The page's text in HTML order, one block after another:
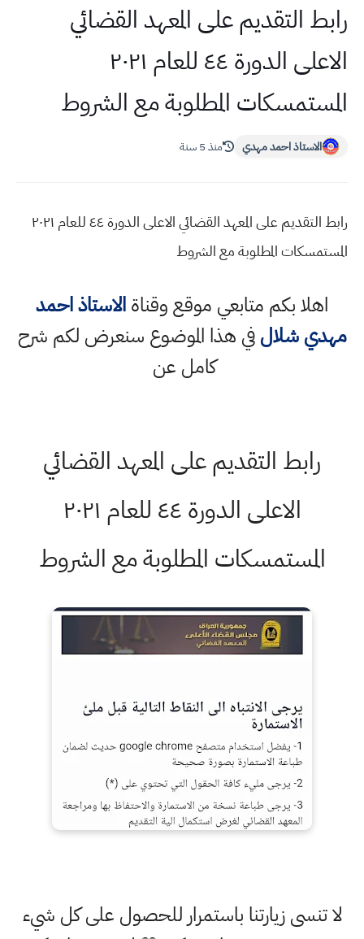
رابط التقديم على المعهد القضائي
الاعلى الدورة ٤٤ للعام ٢٠٢١
المستمسكات المطلوبة مع الشروط
الاستاذ احمد مهدي منذ 5 سنة
رابط التقديم على المعهد القضائي الاعلى الدورة ٤٤ للعام ٢٠٢١
المستمسكات المطلوبة مع الشروط
اهلا بكم متابعي موقع وقناةالاستاذ احمد
مهدي شلالفي هذا الموضوع سنعرض لكم شرح
كامل عن
رابط التقديم على المعهد القضائي
الاعلى الدورة ٤٤ للعام ٢٠٢١
المستمسكات المطلوبة مع الشروط
لا تنسى زيارتنا باستمرار للحصول على كل شيء